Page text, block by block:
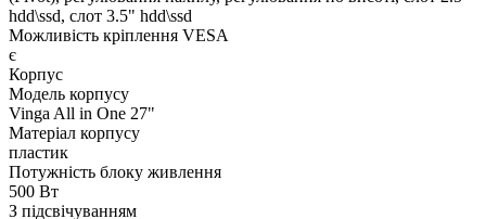
hdd\ssd, слот 3.5" hdd\ssd
Можливість кріплення VESA
є
Корпус
Модель корпусу
Vinga All in One 27"
Матеріал корпусу
пластик
Потужність блоку живлення
500 Вт
З підсвічуванням